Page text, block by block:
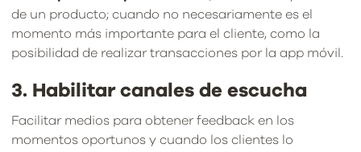
de un producto; cuando no necesariamente es el
momento más importante para el cliente, como la
posibilidad de realizar transacciones por la app móvil.
3. Habilitar canales de escucha
Facilitar medios para obtener feedback en los
momentos oportunos y cuando los clientes lo